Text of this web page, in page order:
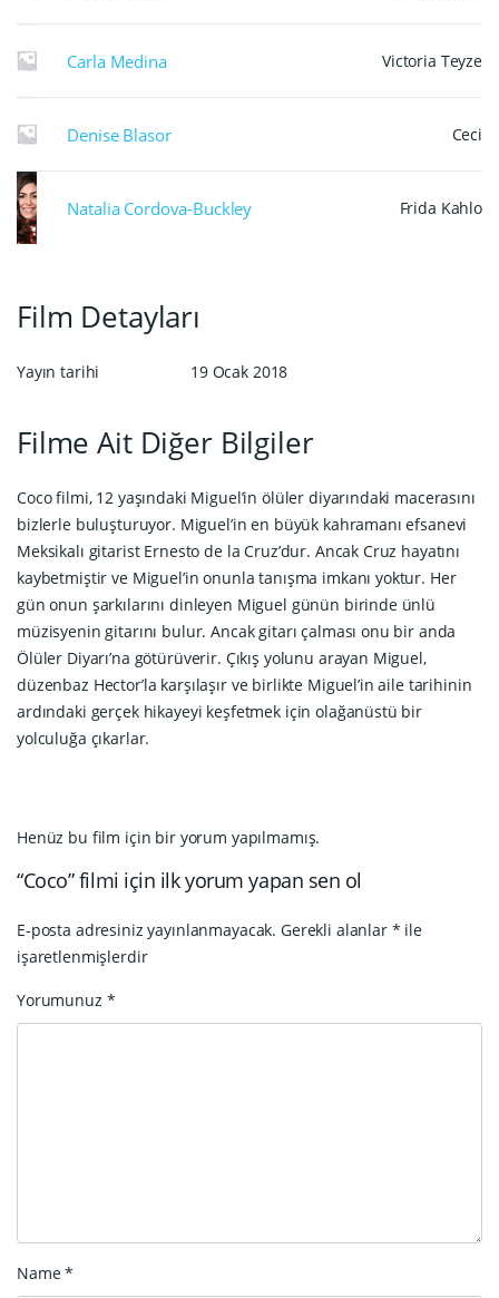
Carla Medina Victoria Teyze
Denise Blasor Ceci
Natalia Cordova-Buckley Frida Kahlo
Film Detayları
Yayın tarihi 19 Ocak 2018
Filme Ait Diğer Bilgiler
Coco filmi, 12 yaşındaki Miguel’in ölüler diyarındaki macerasını
bizlerle buluşturuyor. Miguel’in en büyük kahramanı efsanevi
Meksikalı gitarist Ernesto de la Cruz’dur. Ancak Cruz hayatını
kaybetmiştir ve Miguel’in onunla tanışma imkanı yoktur. Her
gün onun şarkılarını dinleyen Miguel günün birinde ünlü
müzisyenin gitarını bulur. Ancak gitarı çalması onu bir anda
Ölüler Diyarı’na götürüverir. Çıkış yolunu arayan Miguel,
düzenbaz Hector’la karşılaşır ve birlikte Miguel’in aile tarihinin
ardındaki gerçek hikayeyi keşfetmek için olağanüstü bir
yolculuğa çıkarlar.
“Coco” filmi için ilk yorum yapan sen ol
E-posta adresiniz yayınlanmayacak. Gerekli alanlar * ile
işaretlenmişlerdir
Yorumunuz *
Name*
Henüz bu film için bir yorum yapılmamış.